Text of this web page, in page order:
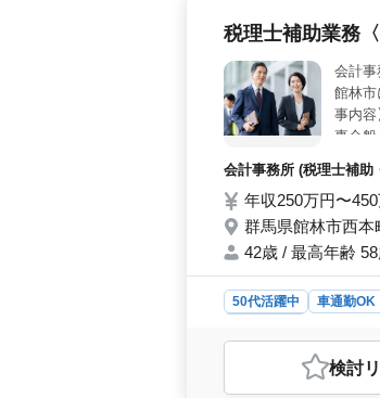
税理士補助業務
館林市
事内
事全般
ある
会計事務所 (税理士補助
年収250万円〜
群馬県館林市西本
42歳 / 最高年齢
50代活躍中 車通勤OK
おすすめポイント
＜中高年歓迎・年間
検討